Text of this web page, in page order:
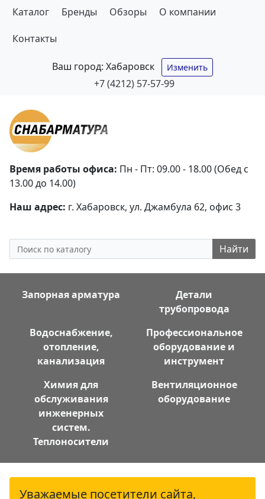
Каталог Бренды Обзоры О компании
Контакты
Ваш город: Хабаровск Изменить
+7 (4212) 57-57-99
Время работы офиса: Пн - Пт: 09.00 - 18.00 (Обед с
13.00 до 14.00)
Наш адрес: г. Хабаровск, ул. Джамбула 62, офис 3
Найти
Запорная арматура
Детали
трубопровода
Водоснабжение,
отопление,
канализация
Профессиональное
оборудование и
инструмент
Химия для
обслуживания
инженерных
систем.
Теплоносители
Вентиляционное
оборудование
Уважаемые посетители сайта,